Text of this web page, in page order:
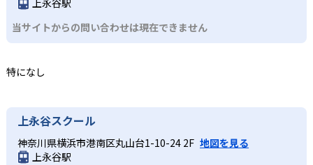
神奈川県内に教室が限定されるため、通塾範囲外の家庭に
は利用が困難である。
神奈川県立平塚中等教育 91
45
横浜市立横浜サイエンスフロンティア高等学
校附属中
上永谷駅
当サイトからの問い合わせは現在できません
特になし
上永谷スクール
神奈川県横浜市港南区丸山台1-10-24 2F 地図を見る
上永谷駅